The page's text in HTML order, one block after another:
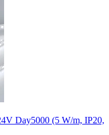
Day5000 (5 W/m, IP20,